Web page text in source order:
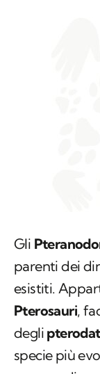
Gli
parenti dei
esistiti.
Pterosauri,
degli
specie più